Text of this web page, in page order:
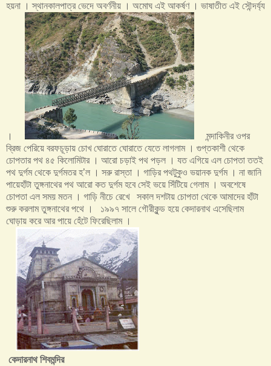
হয়না । স্থানকালপাত্র ভেদে অবর্ণনীয় । অমোঘ এই আকর্ষণ । ভাষাতীত এই সৌন্দর্য্য
।
মন্দাকিনীর ওপর
ব্রিজ পেরিয়ে বরফচূড়ায় চোখ ঘোরাতে ঘোরাতে যেতে লাগলাম । গুপ্তকাশী থেকে
চোপতার পথ ৪৫ কিলোমিটার । আরো চড়াই পথ পড়ল । যত এগিয়ে এল চোপতা তত‌ই
পথ দুর্গম থেকে দুর্গমতর হ’ল । সরু রাস্তা । গাড়ির পথটুকুও ভয়ানক দুর্গম । না জানি
পায়েহাঁটা তুঙ্গনাথের পথ আরো কত দুর্গম হবে সেই ভয়ে সিঁটিয়ে গেলাম । অবশেষে
চোপতা এল সময় মতন । গাড়ি নীচে রেখে সকাল দশটায় চোপতা থেকে আমাদের হাঁটা
শুরু করলাম তুঙ্গনাথের পথে । ১৯৯৭ সালে গৌরীকুন্ড হয়ে কেদারনাথ এসেছিলাম
ঘোড়ায় করে আর পায়ে হেঁটে ফিরেছিলাম ।
কেদারনাথ শিবমন্দির